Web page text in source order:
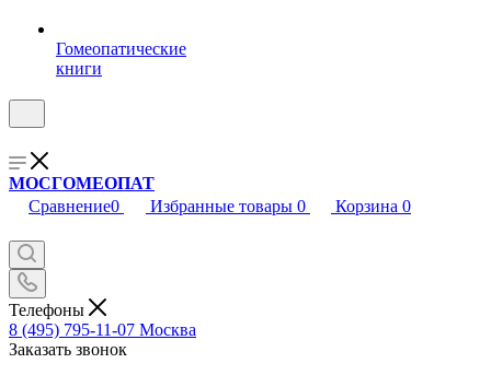
Гомеопатические
книги
МОСГОМЕОПАТ
Сравнение0 Избранные товары 0 Корзина 0
Телефоны
8 (495) 795-11-07 Москва
Заказать звонок